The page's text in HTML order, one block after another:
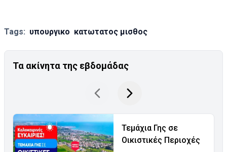
Tags: υπουργικο κατωτατος μισθος
Τα ακίνητα της εβδομάδας
Τεμάχια Γης σε
Οικιστικές Περιοχές